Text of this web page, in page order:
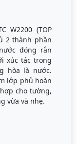
W2200 (TOP
2 thành phần
đóng rắn
xúc tác trong
hòa là nước.
lớp phủ hoàn
cho tường,
vừa và nhẹ.